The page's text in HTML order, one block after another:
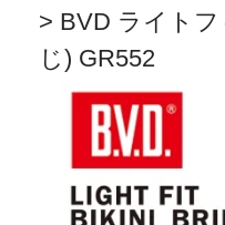
BVD ライト
じ) GR552